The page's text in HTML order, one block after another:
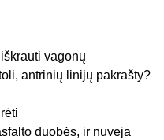
vagonų
antrinių linijų pakrašty?
duobės, ir nuveja